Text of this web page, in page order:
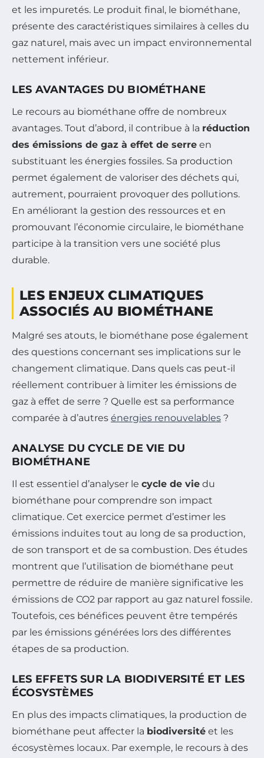
et les impuretés. Le produit final, le biométhane,
présente des caractéristiques similaires à celles du
gaz naturel, mais avec un impact environnemental
nettement inférieur.
LES AVANTAGES DU BIOMÉTHANE
Le recours au biométhane offre de nombreux
avantages. Tout d’abord, il contribue à la réduction
des émissions de gaz à effet de serre en
substituant les énergies fossiles. Sa production
permet également de valoriser des déchets qui,
autrement, pourraient provoquer des pollutions.
En améliorant la gestion des ressources et en
promouvant l’économie circulaire, le biométhane
participe à la transition vers une société plus
durable.
LES ENJEUX CLIMATIQUES
ASSOCIÉS AU BIOMÉTHANE
Malgré ses atouts, le biométhane pose également
des questions concernant ses implications sur le
changement climatique. Dans quels cas peut-il
réellement contribuer à limiter les émissions de
gaz à effet de serre ? Quelle est sa performance
comparée à d’autres énergies renouvelables ?
ANALYSE DU CYCLE DE VIE DU
BIOMÉTHANE
Il est essentiel d’analyser le cycle de vie du
biométhane pour comprendre son impact
climatique. Cet exercice permet d’estimer les
émissions induites tout au long de sa production,
de son transport et de sa combustion. Des études
montrent que l’utilisation de biométhane peut
permettre de réduire de manière significative les
émissions de CO2 par rapport au gaz naturel fossile.
Toutefois, ces bénéfices peuvent être tempérés
par les émissions générées lors des différentes
étapes de sa production.
LES EFFETS SUR LA BIODIVERSITÉ ET LES
ÉCOSYSTÈMES
En plus des impacts climatiques, la production de
biométhane peut affecter la biodiversité et les
écosystèmes locaux. Par exemple, le recours à des